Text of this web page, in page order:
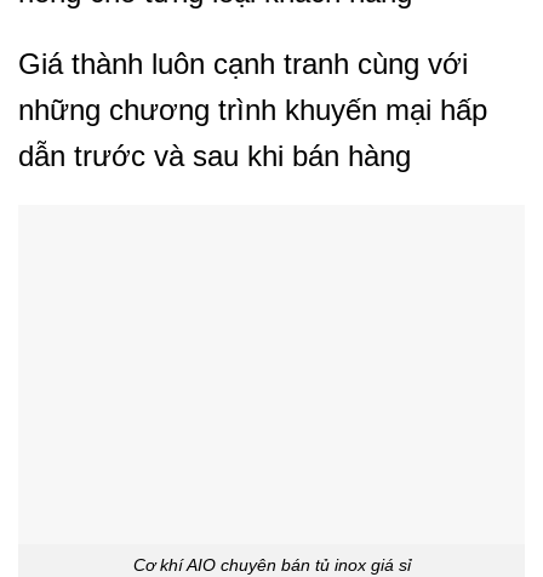
Giá thành luôn cạnh tranh cùng với
những chương trình khuyến mại hấp
dẫn trước và sau khi bán hàng
Cơ khí AIO chuyên bán tủ inox giá sỉ